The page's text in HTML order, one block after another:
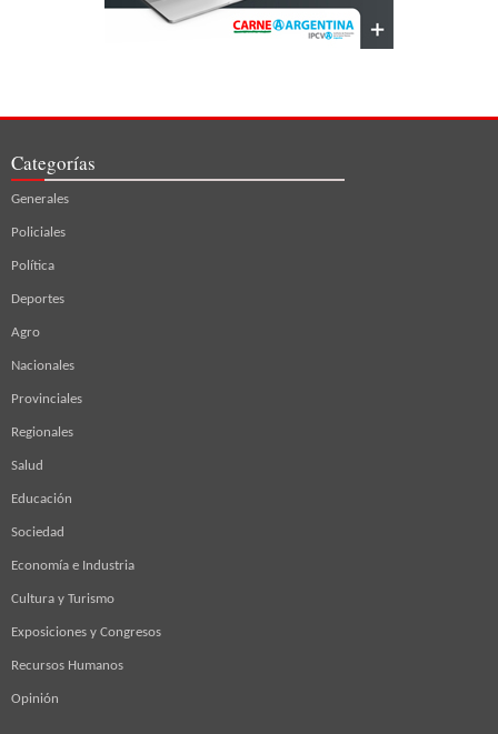
Categorías
Generales
Policiales
Política
Deportes
Agro
Nacionales
Provinciales
Regionales
Salud
Educación
Sociedad
Economía e Industria
Cultura y Turismo
Exposiciones y Congresos
Recursos Humanos
Opinión